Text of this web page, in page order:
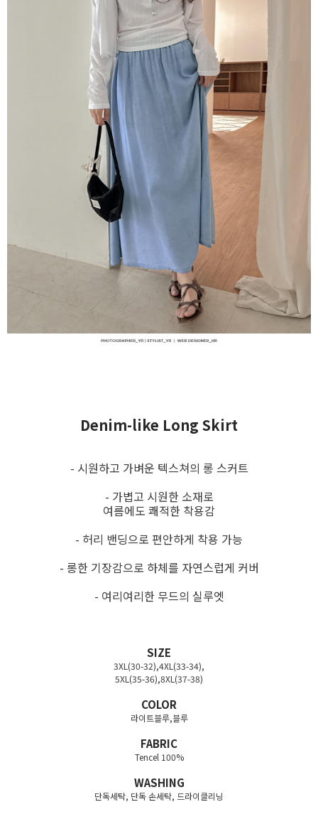
Denim-like Long Skirt
- 시원하고 가벼운 텍스쳐의 롱 스커트
- 가볍고 시원한 소재로
여름에도 쾌적한 착용감
- 허리 밴딩으로 편안하게 착용 가능
- 롱한 기장감으로 하체를 자연스럽게 커버
- 여리여리한 무드의 실루엣
SIZE
3XL(30-32),4XL(33-34),
5XL(35-36),8XL(37-38)
COLOR
라이트블루,블루
FABRIC
Tencel 100%
WASHING
단독세탁, 단독 손세탁, 드라이클리닝